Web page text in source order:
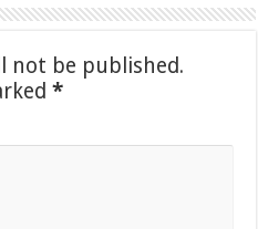
not be published.
*